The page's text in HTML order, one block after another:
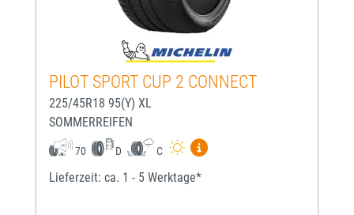
PILOT SPORT CUP 2 CONNECT
225/45R18 95(Y) XL
SOMMERREIFEN
70 D C
Mehr Informationen zum
Lieferzeit: ca. 1 - 5 Werktage*